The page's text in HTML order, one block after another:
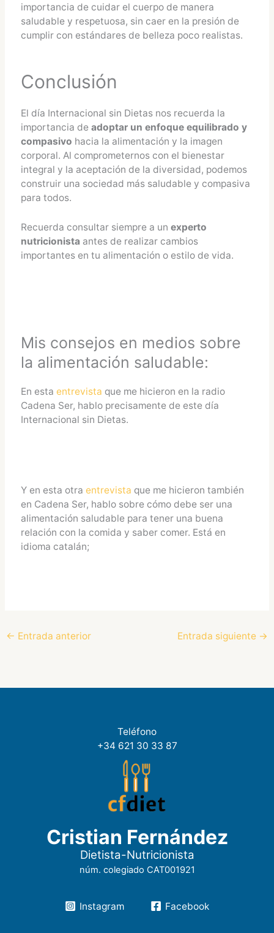
importancia de cuidar el cuerpo de manera
saludable y respetuosa, sin caer en la presión de
cumplir con estándares de belleza poco realistas.
Conclusión
El día Internacional sin Dietas nos recuerda la
importancia deadoptar un enfoque equilibrado y
compasivo hacia la alimentación y la imagen
corporal. Al comprometernos con el bienestar
integral y la aceptación de la diversidad, podemos
construir una sociedad más saludable y compasiva
para todos.
Recuerda consultar siempre a un experto
nutricionista antes de realizar cambios
importantes en tu alimentación o estilo de vida.
Mis consejos en medios sobre
la alimentación saludable:
En esta entrevista que me hicieron en la radio
Cadena Ser, hablo precisamente de este día
Internacional sin Dietas.
Y en esta otra entrevista que me hicieron también
en Cadena Ser, hablo sobre cómo debe ser una
alimentación saludable para tener una buena
relación con la comida y saber comer. Está en
idioma catalán;
← Entrada anterior Entrada siguiente →
Teléfono
+34 621 30 33 87
Cristian Fernández
Dietista-Nutricionista
núm. colegiado CAT001921
Instagram Facebook